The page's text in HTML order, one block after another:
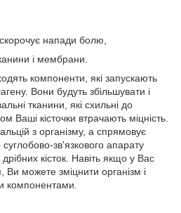
напади болю,
і мембрани.
компоненти, які запускають
Вони будуть збільшувати і
тканини, які схильні до
Ваші кісточки втрачають міцність.
з організму, а спрямовує
зв'язкового апарату
кісток. Навіть якщо у Вас
можете зміцнити організм і
компонентами.